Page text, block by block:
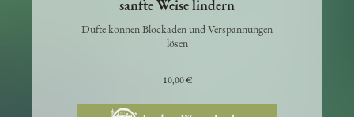
sanfte Weise lindern
Düfte können Blockaden und Verspannungen
lösen
10,00 €